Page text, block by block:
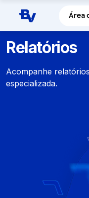
Pular para o
Área
Relatórios
Acompanhe
especializada.